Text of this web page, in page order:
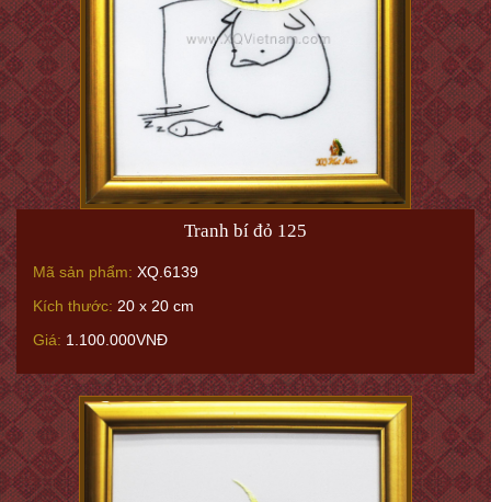
Tranh bí đỏ 125
Mã sản phẩm: XQ.6139
Kích thước: 20 x 20 cm
Giá: 1.100.000VNĐ